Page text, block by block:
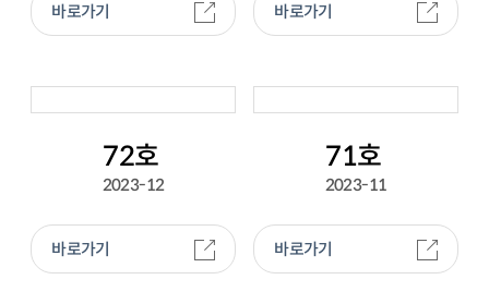
바로가기 바로가기
72호
2023-12
바로가기
71호
2023-11
바로가기